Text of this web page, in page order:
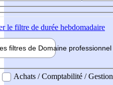
le filtre de durée hebdomadaire
filtres de Domaine professionnel
professionel
Achats / Comptabilité / Gestion